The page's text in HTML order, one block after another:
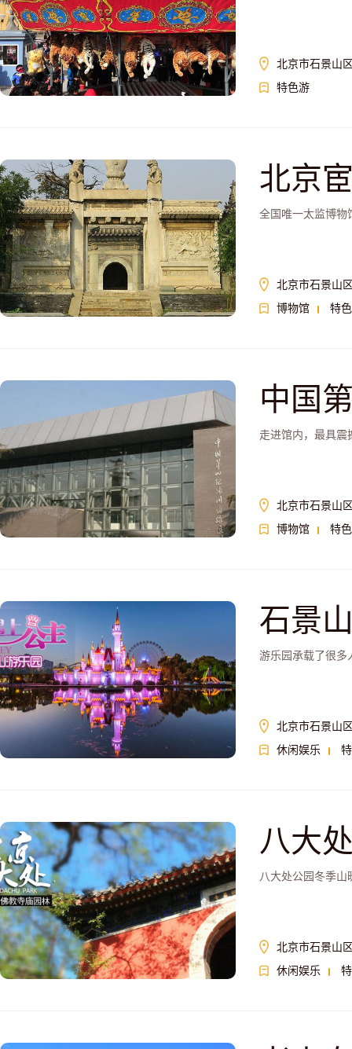
北京市石景山
特色游
北京
全国唯一太监博物
北京市石景山
博物馆
特
中国
走进馆内，最具震
北京市石景山
博物馆
特
石景
游乐园承载了很多
北京市石景山
休闲娱乐
八大
八大处公园冬季山
北京市石景山
休闲娱乐